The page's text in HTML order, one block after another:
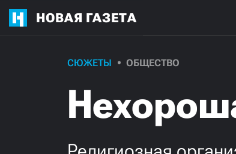
НОВАЯ ГАЗЕТА
СЮЖЕТЫ ОБЩЕСТВО